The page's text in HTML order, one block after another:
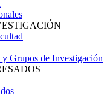
y Grupos de Investigación